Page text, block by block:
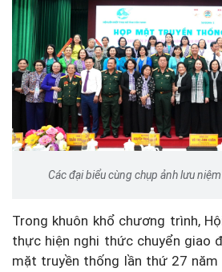
Các đại biểu cùng chụp ảnh lưu
Trong khuôn khổ chương trình,
thực hiện nghi thức chuyển giao
mặt truyền thống lần thứ 27